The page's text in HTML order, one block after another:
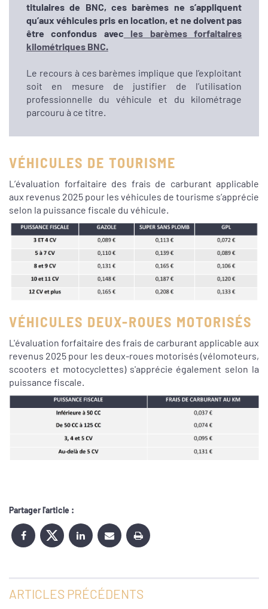
titulaires de BNC, ces barèmes ne s’appliquent
qu’aux véhicules pris en location, et ne doivent pas
être confondus avec les barèmes forfaitaires
kilométriques BNC.
Le recours à ces barèmes implique que l’exploitant
soit en mesure de justifier de l’utilisation
professionnelle du véhicule et du kilométrage
parcouru à ce titre.
VÉHICULES DE TOURISME
L’évaluation forfaitaire des frais de carburant applicable
aux revenus 2025 pour les véhicules de tourisme s’apprécie
selon la puissance fiscale du véhicule.
VÉHICULES DEUX-ROUES MOTORISÉS
L'évaluation forfaitaire des frais de carburant applicable aux
revenus 2025 pour les deux-roues motorisés (vélomoteurs,
scooters et motocyclettes) s'apprécie également selon la
puissance fiscale.
Partager l'article :
ARTICLES PRÉCÉDENTS